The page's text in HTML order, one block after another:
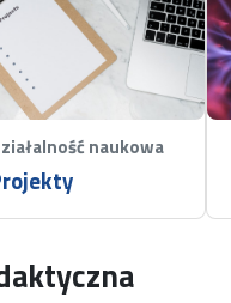
naukowa